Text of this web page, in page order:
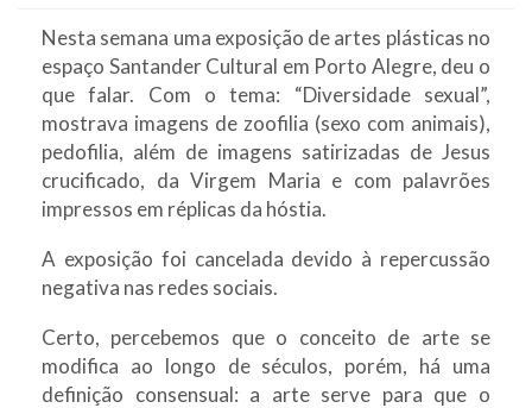
Nesta semana uma exposição de artes plásticas no
espaço Santander Cultural em Porto Alegre, deu o
que falar. Com o tema: “Diversidade sexual”,
mostrava imagens de zoofilia (sexo com animais),
pedofilia, além de imagens satirizadas de Jesus
crucificado, da Virgem Maria e com palavrões
impressos em réplicas da hóstia.
A exposição foi cancelada devido à repercussão
negativa nas redes sociais.
Certo, percebemos que o conceito de arte se
modifica ao longo de séculos, porém, há uma
definição consensual: a arte serve para que o